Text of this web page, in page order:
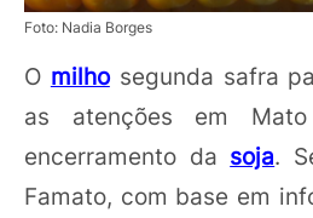
Foto: Nadia Borges
O milhosegunda safra
as atenções em
encerramento da soja.
Famato, com base em